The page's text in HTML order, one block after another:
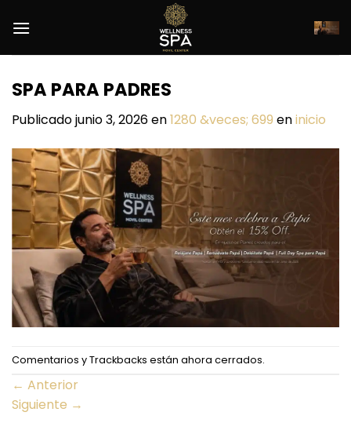
SPA PARA PADRES
Publicadojunio 3, 2026en1280 &veces; 699 eninicio
Comentarios y Trackbacks están ahora cerrados.
← Anterior
Siguiente →